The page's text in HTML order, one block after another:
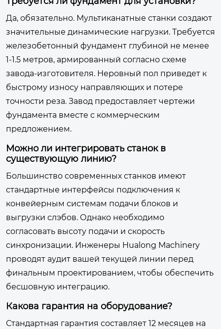
Да, обязательно. Мультиканатные станки создают
значительные динамические нагрузки. Требуется
железобетонный фундамент глубиной не менее
1-1.5 метров, армированный согласно схеме
завода-изготовителя. Неровный пол приведет к
быстрому износу направляющих и потере
точности реза. Завод предоставляет чертежи
фундамента вместе с коммерческим
предложением.
Можно ли интегрировать станок в
существующую линию?
Большинство современных станков имеют
стандартные интерфейсы подключения к
конвейерным системам подачи блоков и
выгрузки слэбов. Однако необходимо
согласовать высоту подачи и скорость
синхронизации. Инженеры Hualong Machinery
проводят аудит вашей текущей линии перед
финальным проектированием, чтобы обеспечить
бесшовную интеграцию.
Какова гарантия на оборудование?
Стандартная гарантия составляет 12 месяцев на